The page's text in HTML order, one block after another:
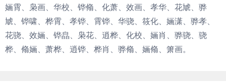
婳霄、枭画、华校、铧翛、化萧、效画、孝华、花虓、骅
虓、铧啸、桦霄、孝铧、霄铧、华骁、筱化、婳潇、骅孝、
花骁、效婳、铧皛、枭花、逍桦、化校、婳肖、骅骁、骁
桦、翛婳、萧桦、逍铧、桦肖、骅翛、婳翛、箫画。